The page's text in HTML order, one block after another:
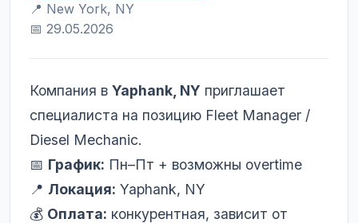
📍 New York, NY
📅 29.05.2026
Компания в Yaphank, NY приглашает
специалиста на позицию Fleet Manager /
Diesel Mechanic.
📅 График: Пн–Пт + возможны overtime
📍 Локация: Yaphank, NY
💰 Оплата: конкурентная, зависит от